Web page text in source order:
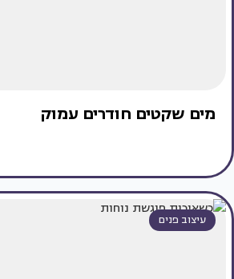
מים שקטים חודרים עמוק
עיצוב פנים